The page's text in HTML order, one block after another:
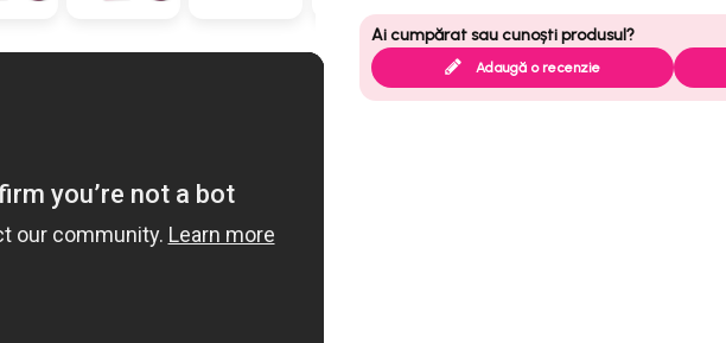
Adaugă o recenzie